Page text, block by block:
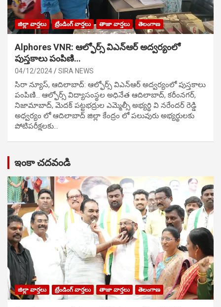
జిల్లా వార్తలు ట్రేండింగ్ వార్తలు తాజా వార్తలు తెలంగాణ
Alphores VNR: ఆల్ఫోర్స్ విఎన్ఆర్ అద్వర్యంలో
పుస్తకాలు పంపిణి…
04/12/2024 SIRA NEWS
సిరా న్యూస్, ఆదిలాబాద్: ఆల్ఫోర్స్ విఎన్ఆర్ అద్వర్యంలో పుస్తకాలు
పంపిణి… ఆల్ఫోర్స్ విద్యాసంస్థల అధినేత ఆదిలాబాద్, కరీంనగర్,
నిజామాబాద్, మెదక్ పట్టభద్రుల ఎమ్మెల్సీ అభ్యర్థి వి నరేందర్ రెడ్డి
అధ్వర్యం లో ఆదిలాబాద్ జిల్లా కేంద్రం లో పలువురు అభ్యర్థులకు
పోటిప‌రీక్ష‌ల‌కు…
ఇంకా చదవండి
జిల్లా వార్తలు ట్రేండింగ్ వార్తలు తాజా వార్తలు తెలంగాణ